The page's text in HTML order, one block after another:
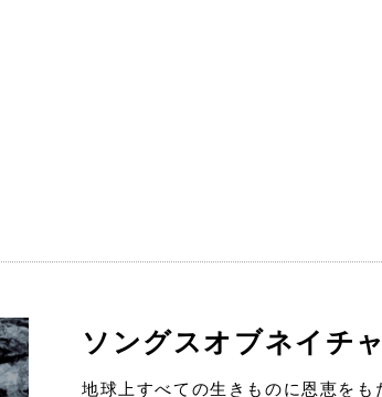
ソングスオブネイチ
地球上すべての生きものに恩恵を